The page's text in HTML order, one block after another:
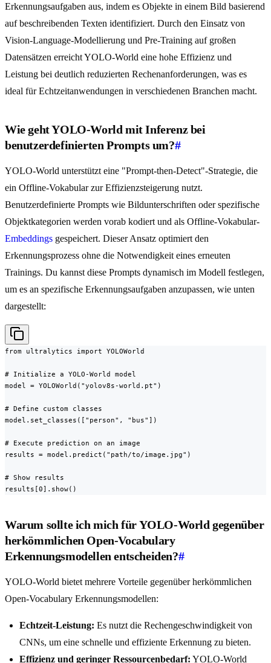
Erkennungsaufgaben aus, indem es Objekte in einem Bild basierend
auf beschreibenden Texten identifiziert. Durch den Einsatz von
Vision-Language-Modellierung und Pre-Training auf großen
Datensätzen erreicht YOLO-World eine hohe Effizienz und
Leistung bei deutlich reduzierten Rechenanforderungen, was es
ideal für Echtzeitanwendungen in verschiedenen Branchen macht.
Wie geht YOLO-World mit Inferenz bei
benutzerdefinierten Prompts um?#
YOLO-World unterstützt eine "Prompt-then-Detect"-Strategie, die
ein Offline-Vokabular zur Effizienzsteigerung nutzt.
Benutzerdefinierte Prompts wie Bildunterschriften oder spezifische
Objektkategorien werden vorab kodiert und als Offline-Vokabular-
Embeddings gespeichert. Dieser Ansatz optimiert den
Erkennungsprozess ohne die Notwendigkeit eines erneuten
Trainings. Du kannst diese Prompts dynamisch im Modell festlegen,
um es an spezifische Erkennungsaufgaben anzupassen, wie unten
dargestellt:
from ultralytics import YOLOWorld
# Initialize a YOLO-World model
model = YOLOWorld("yolov8s-world.pt")
# Define custom classes
model.set_classes(["person", "bus"])
# Execute prediction on an image
results = model.predict("path/to/image.jpg")
# Show results
results[0].show()
Warum sollte ich mich für YOLO-World gegenüber
herkömmlichen Open-Vocabulary
Erkennungsmodellen entscheiden?#
YOLO-World bietet mehrere Vorteile gegenüber herkömmlichen
Open-Vocabulary Erkennungsmodellen:
Echtzeit-Leistung: Es nutzt die Rechengeschwindigkeit von
CNNs, um eine schnelle und effiziente Erkennung zu bieten.
Effizienz und geringer Ressourcenbedarf: YOLO-World